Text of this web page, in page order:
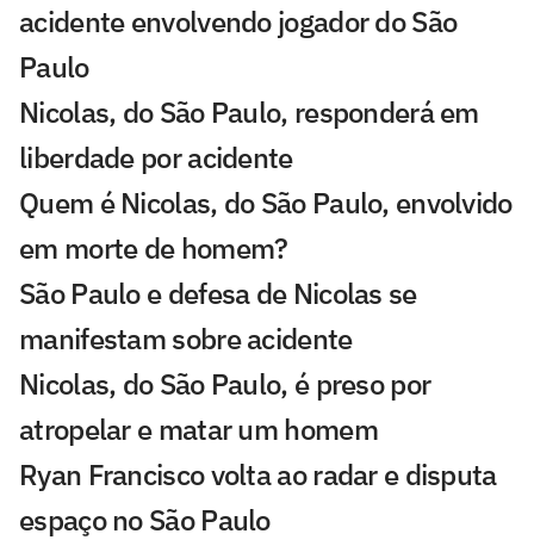
acidente envolvendo jogador do São
Paulo
Nicolas, do São Paulo, responderá em
liberdade por acidente
Quem é Nicolas, do São Paulo, envolvido
em morte de homem?
São Paulo e defesa de Nicolas se
manifestam sobre acidente
Nicolas, do São Paulo, é preso por
atropelar e matar um homem
Ryan Francisco volta ao radar e disputa
espaço no São Paulo